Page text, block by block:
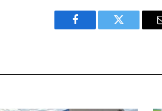
Facebook Twitter